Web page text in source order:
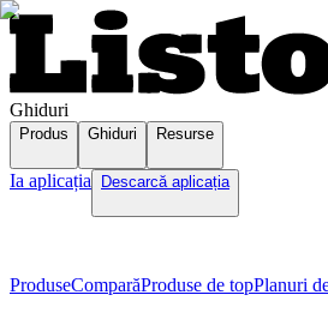
Ghiduri
Produs Ghiduri Resurse
Ia aplicația Descarcă aplicația
ProduseComparăProduse de topPlanuri